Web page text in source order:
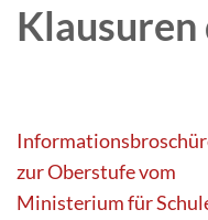
Klausuren
zur Oberstufe vom
Ministerium für